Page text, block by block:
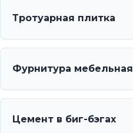
Тротуарная плитка
Фурнитура мебельная
Цемент в биг-бэгах